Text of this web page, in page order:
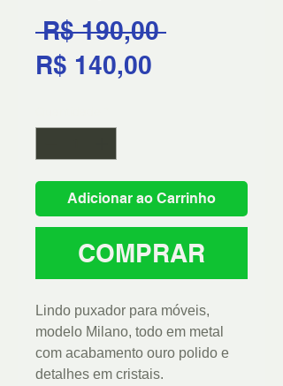
R$ 190,00 Preço
R$ 140,00
Adicionar ao Carrinho
COMPRAR
Lindo puxador para móveis,
modelo Milano, todo em metal
com acabamento ouro polido e
detalhes em cristais.